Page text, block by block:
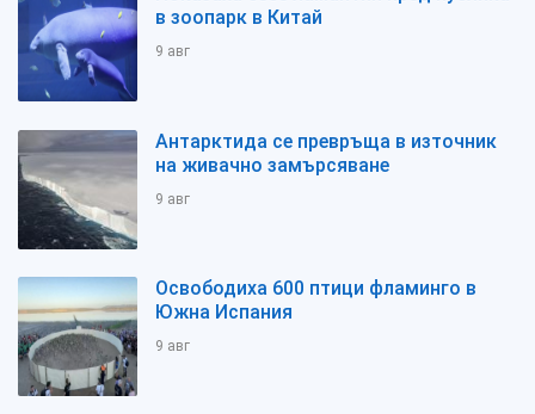
в зоопарк в Китай
9 авг
Антарктида се превръща в източник
на живачно замърсяване
9 авг
Освободиха 600 птици фламинго в
Южна Испания
9 авг